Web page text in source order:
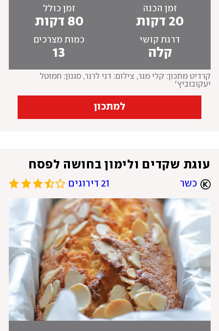
זמן הכנה
20 דקות
זמן כולל
80 דקות
דרגת קושי
קלה
כמות מצרכים
13
קרדיט מתכון: קלי מגר,
יעקובוביץ'
למתכון
עוגת שקדים ולימון בחושה לפסח
כשר 21 דירוגים